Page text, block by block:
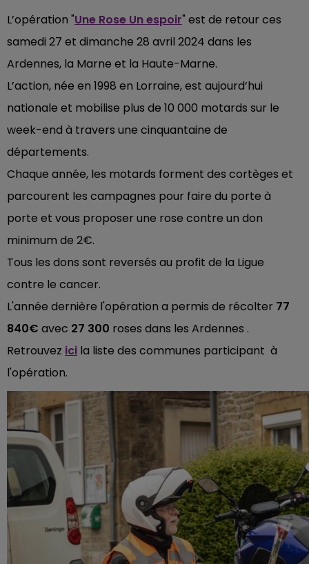
L’opération "Une Rose Un espoir" est de retour ces
samedi 27 et dimanche 28 avril 2024 dans les
Ardennes, la Marne et la Haute-Marne.
L’action, née en 1998 en Lorraine, est aujourd’hui
nationale et mobilise plus de 10 000 motards sur le
week-end à travers une cinquantaine de
départements.
Chaque année, les motards forment des cortèges et
parcourent les campagnes pour faire du porte à
porte et vous proposer une rose contre un don
minimum de 2€.
Tous les dons sont reversés au profit de la Ligue
contre le cancer.
L'année dernière l'opération a permis de récolter 77
840€ avec 27 300 roses dans les Ardennes .
Retrouvez ici la liste des communes participant à
l'opération.